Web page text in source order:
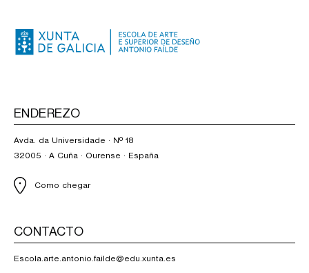
ENDEREZO
Avda. da Universidade · Nº 18
32005 · A Cuña · Ourense · España
Como chegar
CONTACTO
Escola.arte.antonio.failde@edu.xunta.es